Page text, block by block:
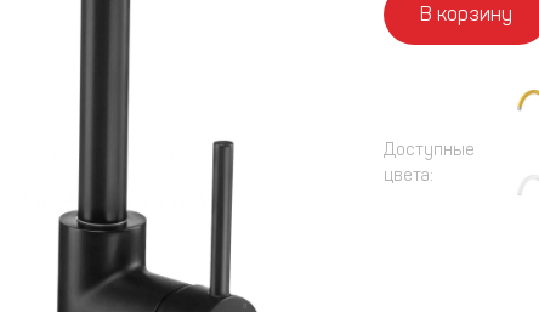
В корзину
Доступные
цвета: